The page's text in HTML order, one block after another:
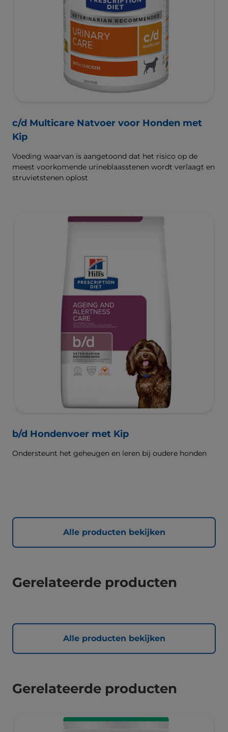
c/d Multicare Natvoer voor Honden met
Kip
Voeding waarvan is aangetoond dat het risico op de
meest voorkomende urineblaasstenen wordt verlaagt en
struvietstenen oplost
b/d Hondenvoer met Kip
Ondersteunt het geheugen en leren bij oudere honden
Alle producten bekijken
Gerelateerde producten
Alle producten bekijken
Gerelateerde producten